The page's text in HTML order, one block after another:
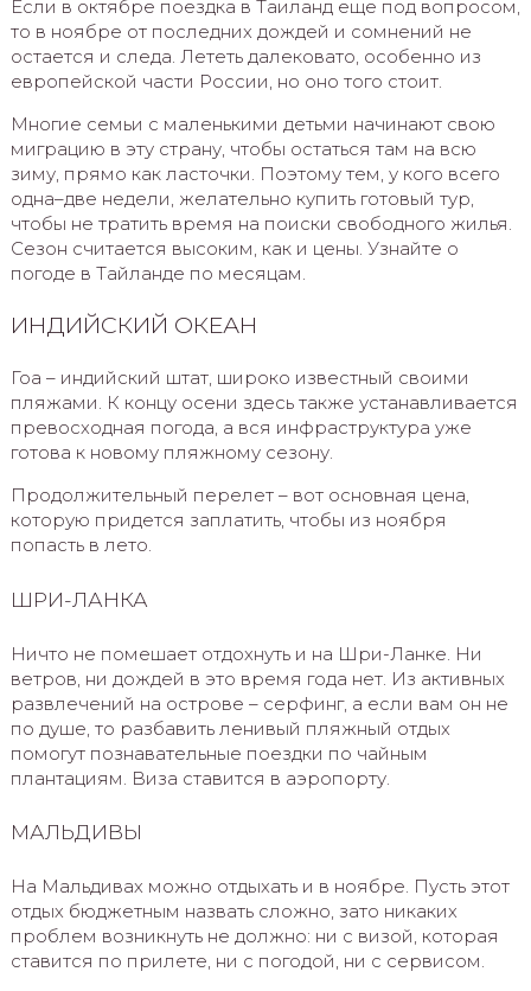
Если в октябре поездка в Таиланд еще под вопросом,
то в ноябре от последних дождей и сомнений не
остается и следа. Лететь далековато, особенно из
европейской части России, но оно того стоит.
Многие семьи с маленькими детьми начинают свою
миграцию в эту страну, чтобы остаться там на всю
зиму, прямо как ласточки. Поэтому тем, у кого всего
одна–две недели, желательно купить готовый тур,
чтобы не тратить время на поиски свободного жилья.
Сезон считается высоким, как и цены. Узнайте о
погоде в Тайланде по месяцам.
ИНДИЙСКИЙ ОКЕАН
Гоа – индийский штат, широко известный своими
пляжами. К концу осени здесь также устанавливается
превосходная погода, а вся инфраструктура уже
готова к новому пляжному сезону.
Продолжительный перелет – вот основная цена,
которую придется заплатить, чтобы из ноября
попасть в лето.
ШРИ-ЛАНКА
Ничто не помешает отдохнуть и на Шри-Ланке. Ни
ветров, ни дождей в это время года нет. Из активных
развлечений на острове – серфинг, а если вам он не
по душе, то разбавить ленивый пляжный отдых
помогут познавательные поездки по чайным
плантациям. Виза ставится в аэропорту.
МАЛЬДИВЫ
На Мальдивах можно отдыхать и в ноябре. Пусть этот
отдых бюджетным назвать сложно, зато никаких
проблем возникнуть не должно: ни с визой, которая
ставится по прилете, ни с погодой, ни с сервисом.